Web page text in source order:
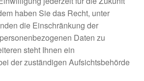
haben Sie das Recht, unter
die Einschränkung der
Daten zu
steht Ihnen ein
der zuständigen Aufsichtsbehörde